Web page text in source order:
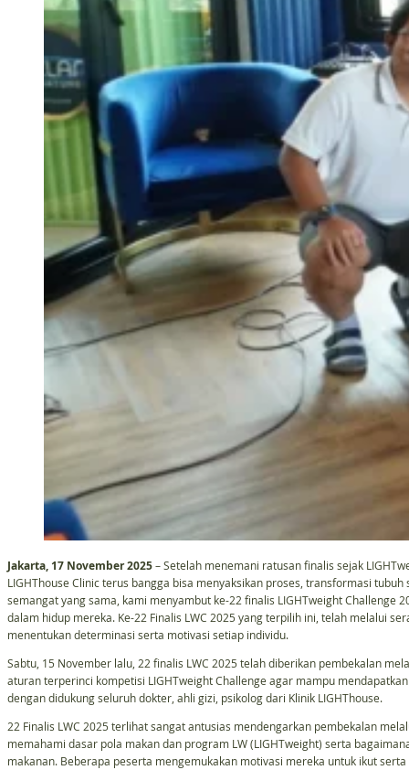
Jakarta, 17 November 2025– Setelah menemani ratusan finalis sejak
LIGHThouse Clinic terus bangga bisa menyaksikan proses, transformasi
semangat yang sama, kami menyambut ke-22 finalis LIGHTweight Challenge
dalam hidup mereka. Ke-22 Finalis LWC 2025 yang terpilih ini, telah melalui
menentukan determinasi serta motivasi setiap individu.
Sabtu, 15 November lalu, 22 finalis LWC 2025 telah diberikan pembekalan
aturan terperinci kompetisi LIGHTweight Challenge agar mampu
dengan didukung seluruh dokter, ahli gizi, psikolog dari Klinik LIGHThouse.
22 Finalis LWC 2025 terlihat sangat antusias mendengarkan pembekalan
memahami dasar pola makan dan program LW (LIGHTweight) serta
makanan. Beberapa peserta mengemukakan motivasi mereka untuk ikut